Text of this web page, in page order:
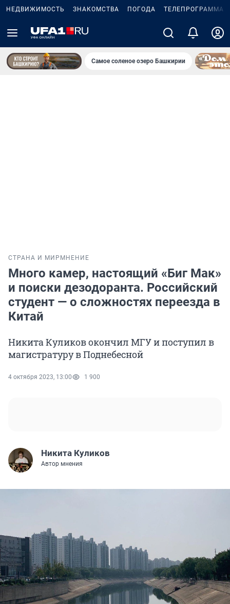
НЕДВИЖИМОСТЬ ЗНАКОМСТВА ПОГОДА ТЕЛЕПРОГРАММА
Самое соленое озеро Башкирии
СТРАНА И МИР МНЕНИЕ
Много камер, настоящий «Биг Мак»
и поиски дезодоранта. Российский
студент — о сложностях переезда в
Китай
Никита Куликов окончил МГУ и поступил в
магистратуру в Поднебесной
4 октября 2023, 13:00 1 900
Никита Куликов
Автор мнения